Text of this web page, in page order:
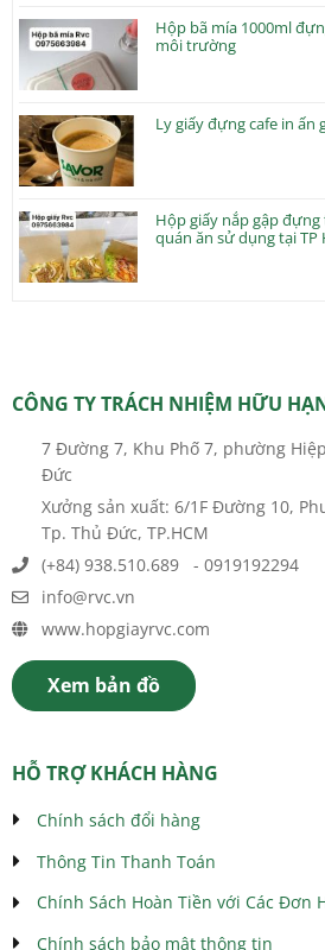
Hộp bã mía 1000ml
môi trường
Ly giấy đựng cafe in ấn
Hộp giấy nắp gập
quán ăn sử dụng tại TP
CÔNG TY TRÁCH NHIỆM HỮU
7 Đường 7, Khu Phố 7, phường
Đức
Xưởng sản xuất: 6/1F Đường 10,
Tp. Thủ Đức, TP.HCM
(+84) 938.510.689 - 0919192294
info@rvc.vn
www.hopgiayrvc.com
Xem bản đồ
HỖ TRỢ KHÁCH HÀNG
Chính sách đổi hàng
Thông Tin Thanh Toán
Chính Sách Hoàn Tiền với Các Đơn
Chính sách bảo mật thông tin